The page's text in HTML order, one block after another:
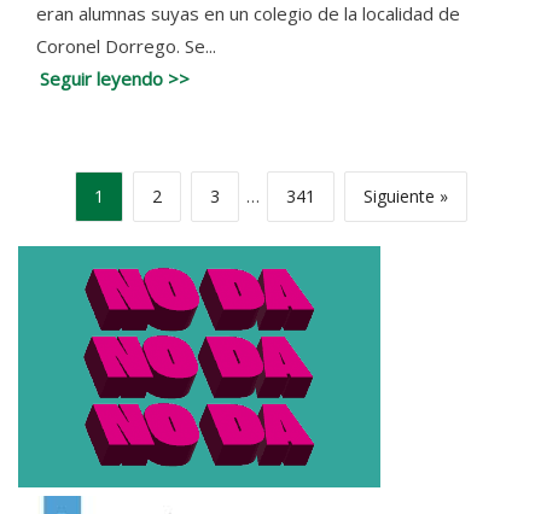
eran alumnas suyas en un colegio de la localidad de
Coronel Dorrego. Se...
Seguir leyendo >>
1 2 3 … 341 Siguiente »